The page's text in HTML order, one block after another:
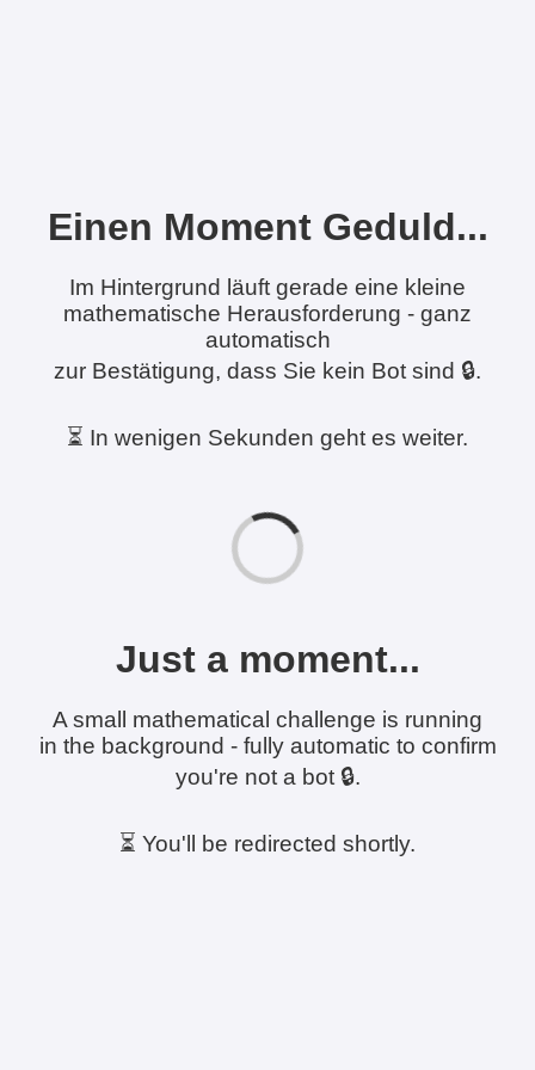
Einen Moment Geduld...
Im Hintergrund läuft gerade eine kleine
mathematische Herausforderung - ganz
automatisch
zur Bestätigung, dass Sie kein Bot sind 🔒.
⏳ In wenigen Sekunden geht es weiter.
Just a moment...
A small mathematical challenge is running
in the background - fully automatic to confirm
you're not a bot 🔒.
⏳ You'll be redirected shortly.